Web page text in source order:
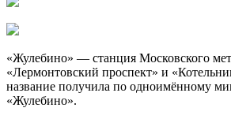
«Жулебино» — станция Московского
«Лермонтовский проспект» и
название получила по одноимённому
«Жулебино».